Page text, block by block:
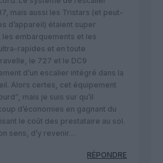
mais aussi les Tristars (et peut-
d’appareil) étaient super
les embarquements et les
rapides et en toute
le 727 et le DC9
d’un escalier intégré dans la
Alors certes, cet équipement
mais je suis sur qu’il
d’économies en gagnant du
le coût des prestataire au sol.
sens, d’y revenir…
RÉPONDRE